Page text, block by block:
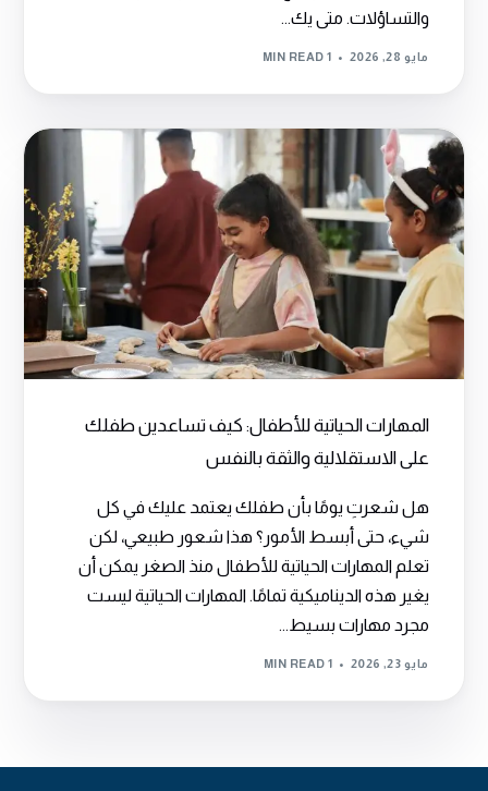
والتساؤلات. متى يك...
مايو 28, 2026 1 MIN READ
المهارات الحياتية للأطفال: كيف تساعدين طفلك
على الاستقلالية والثقة بالنفس
هل شعرتِ يومًا بأن طفلك يعتمد عليك في كل
شيء، حتى أبسط الأمور؟ هذا شعور طبيعي، لكن
تعلم المهارات الحياتية للأطفال منذ الصغر يمكن أن
يغير هذه الديناميكية تمامًا. المهارات الحياتية ليست
مجرد مهارات بسيط...
مايو 23, 2026 1 MIN READ